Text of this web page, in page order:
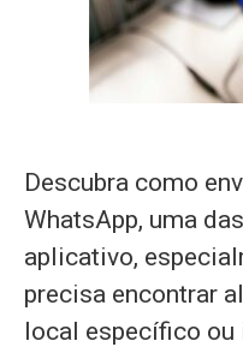
Descubra como
WhatsApp, uma
aplicativo,
precisa encontrar
local específico ou